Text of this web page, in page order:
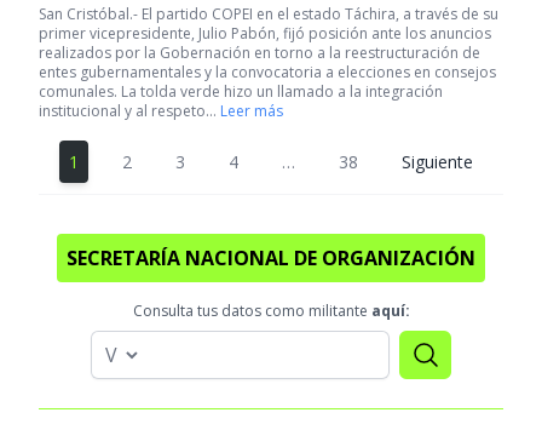
San Cristóbal.- El partido COPEI en el estado Táchira, a través de su
primer vicepresidente, Julio Pabón, fijó posición ante los anuncios
realizados por la Gobernación en torno a la reestructuración de
entes gubernamentales y la convocatoria a elecciones en consejos
comunales. La tolda verde hizo un llamado a la integración
institucional y al respeto… Leer más
1 2 3 4 … 38 Siguiente
SECRETARÍA NACIONAL DE ORGANIZACIÓN
Consulta tus datos como militante aquí: